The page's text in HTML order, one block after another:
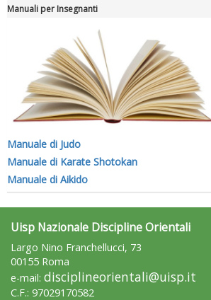
Manuali per Insegnanti
Manuale di Judo
Manuale di Karate Shotokan
Manuale di Aikido
Uisp Nazionale Discipline Orientali
Largo Nino Franchellucci, 73
00155 Roma
e-mail: disciplineorientali@uisp.it
C.F.: 97029170582